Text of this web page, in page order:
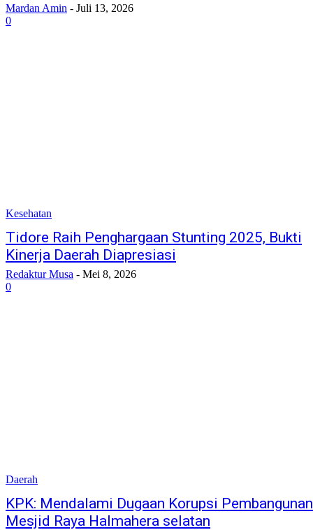
Mardan Amin - Juli 13, 2026
0
Kesehatan
Tidore Raih Penghargaan Stunting 2025, Bukti
Kinerja Daerah Diapresiasi
Redaktur Musa - Mei 8, 2026
0
Daerah
KPK: Mendalami Dugaan Korupsi Pembangunan
Mesjid Raya Halmahera selatan